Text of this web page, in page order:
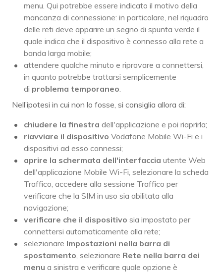
menu. Qui potrebbe essere indicato il motivo della
mancanza di connessione: in particolare, nel riquadro
delle reti deve apparire un segno di spunta verde il
quale indica che il dispositivo è connesso alla rete a
banda larga mobile;
attendere qualche minuto e riprovare a connettersi,
in quanto potrebbe trattarsi semplicemente
di problema temporaneo.
Nell’ipotesi in cui non lo fosse, si consiglia allora di:
chiudere la finestra dell'applicazione e poi riaprirla;
riavviare il dispositivo Vodafone Mobile Wi-Fi e i
dispositivi ad esso connessi;
aprire la schermata dell'interfaccia utente Web
dell'applicazione Mobile Wi-Fi, selezionare la scheda
Traffico, accedere alla sessione Traffico per
verificare che la SIM in uso sia abilitata alla
navigazione;
verificare che il dispositivo sia impostato per
connettersi automaticamente alla rete;
selezionare Impostazioni nella barra di
spostamento, selezionare Rete nella barra dei
menu a sinistra e verificare quale opzione è